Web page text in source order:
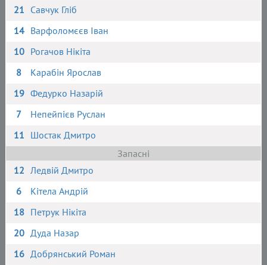
21 Савчук Гліб
14 Варфоломєєв Іван
10 Рогачов Нікіта
8
Карабін Ярослав
19 Федурко Назарій
7
Непейпієв Руслан
11 Шостак Дмитро
Запасні
12 Ледвій Дмитро
6
Кітела Андрій
18 Петрук Нікіта
20 Дуда Назар
16 Добрянський Роман